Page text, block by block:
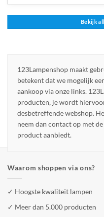
Bekijk
123Lampenshop maakt
betekent dat we mogelijk
aankoop via onze links.
producten, je wordt
desbetreffende webshop.
neem dan contact op met
product aanbiedt.
Waarom shoppen via ons?
✓ Hoogste kwaliteit lampen
✓ Meer dan 5.000 producten